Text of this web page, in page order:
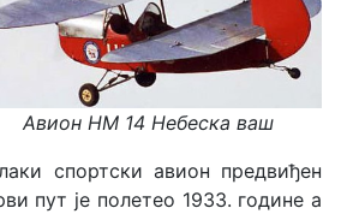
Авион HM 14 Небеска ваш
спортски авион предвиђен
пут је полетео 1933. године а